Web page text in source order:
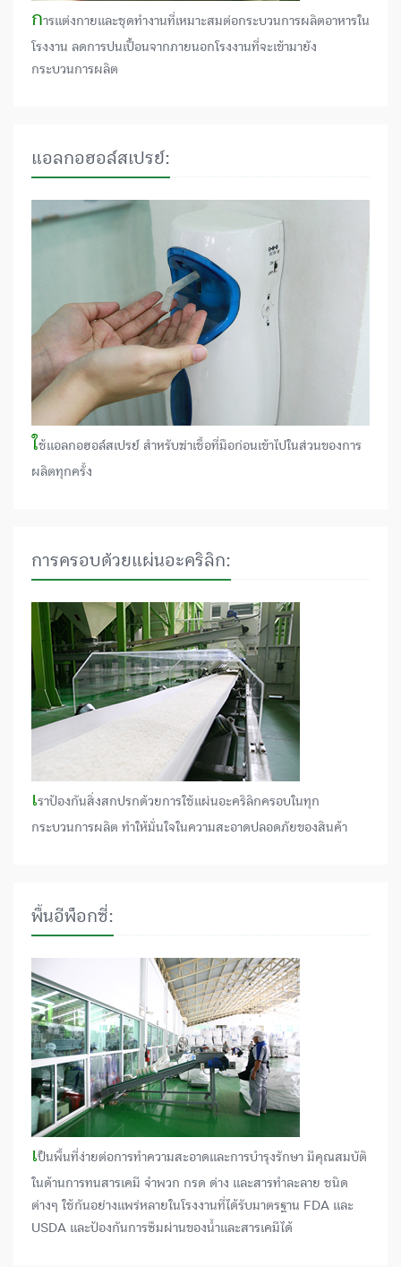
การแต่งกายและชุดทำงานที่เหมาะสมต่อกระบวนการผลิตอาหารใน
โรงงาน ลดการปนเปื้อนจากภายนอกโรงงานที่จะเข้ามายัง
กระบวนการผลิต
แอลกอฮอล์สเปรย์:
ใช้แอลกอฮอล์สเปรย์ สำหรับฆ่าเชื้อที่มือก่อนเข้าไปในส่วนของการ
ผลิตทุกครั้ง
การครอบด้วยแผ่นอะคริลิก:
เราป้องกันสิ่งสกปรกด้วยการใช้แผ่นอะคริลิกครอบในทุก
กระบวนการผลิต ทำให้มั่นใจในความสะอาดปลอดภัยของสินค้า
พื้นอีพ็อกซี่:
เป็นพื้นที่ง่ายต่อการทำความสะอาดและการบำรุงรักษา มีคุณสมบัติ
ในด้านการทนสารเคมี จำพวก กรด ด่าง และสารทำละลาย ชนิด
ต่างๆ ใช้กันอย่างแพร่หลายในโรงงานที่ได้รับมาตรฐาน FDA และ
USDA และป้องกันการซึมผ่านของน้ำและสารเคมีได้